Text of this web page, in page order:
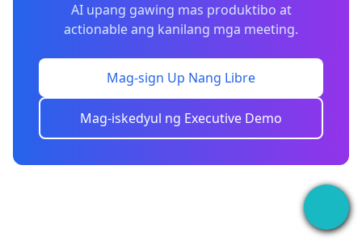
AI upang gawing mas produktibo at
actionable ang kanilang mga meeting.
Mag-sign Up Nang Libre
Mag-iskedyul ng Executive Demo